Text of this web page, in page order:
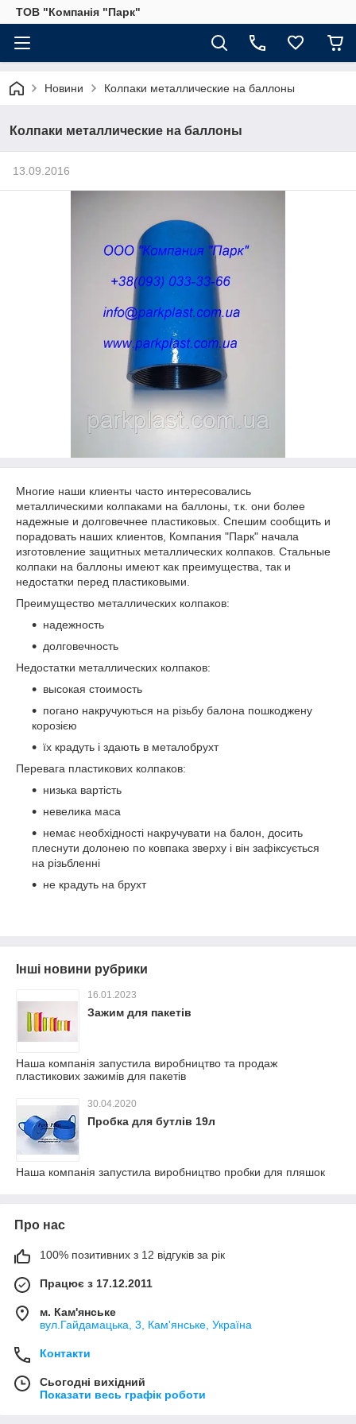
ТОВ "Компанія "Парк"
Новини Колпаки металлические на баллоны
Колпаки металлические на баллоны
13.09.2016
Многие наши клиенты часто интересовались
металлическими колпаками на баллоны, т.к. они более
надежные и долговечнее пластиковых. Спешим сообщить и
порадовать наших клиентов, Компания "Парк" начала
изготовление защитных металлических колпаков. Стальные
колпаки на баллоны имеют как преимущества, так и
недостатки перед пластиковыми.
Преимущество металлических колпаков:
надежность
долговечность
Недостатки металлических колпаков:
высокая стоимость
погано накручуються на різьбу балона пошкоджену
корозією
їх крадуть і здають в металобрухт
Перевага пластикових колпаков:
низька вартість
невелика маса
немає необхідності накручувати на балон, досить
плеснути долонею по ковпака зверху і він зафіксується
на різьбленні
не крадуть на брухт
Інші новини рубрики
16.01.2023
Зажим для пакетів
Наша компанія запустила виробництво та продаж
пластикових зажимів для пакетів
30.04.2020
Пробка для бутлів 19л
Наша компанія запустила виробництво пробки для пляшок
Про нас
100% позитивних з 12 відгуків за рік
Працює з 17.12.2011
м. Кам'янське
вул.Гайдамацька, 3, Кам'янське, Україна
Контакти
Сьогодні вихідний
Показати весь графік роботи